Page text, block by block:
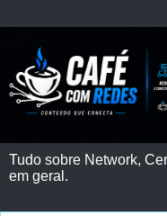
Tudo sobre Network,
em geral.